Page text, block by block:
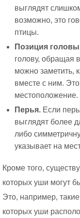
выглядят
возможно, это
птицы.
Позиция
голову, обращая
можно заметить,
вместе с ним.
местоположение.
Перья. Если
выглядят более
либо
указывает на
Кроме того,
которых уши могут
Это, например,
которых уши